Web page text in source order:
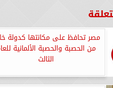
​مصر تحافظ على مكانتها كدولة
من الحصبة والحصبة الألمانية
الثالث